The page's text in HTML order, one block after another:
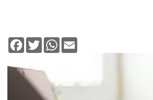
Facebook
TwitterWhatsApp